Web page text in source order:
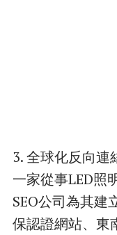
3. 全球化反向連
一家從事LED照
SEO公司為其建
保認證網站、東